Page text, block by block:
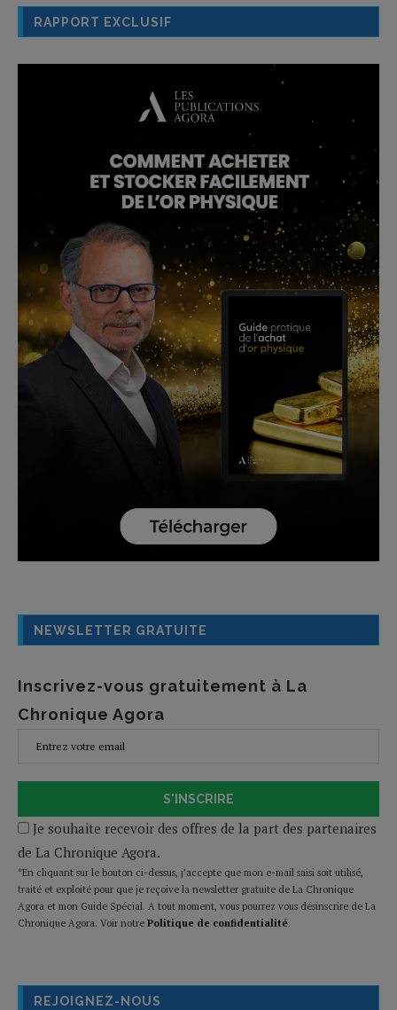
RAPPORT EXCLUSIF
NEWSLETTER GRATUITE
Inscrivez-vous gratuitement à La
Chronique Agora
S'INSCRIRE
Je souhaite recevoir des offres de la part des partenaires
de La Chronique Agora.
*En cliquant sur le bouton ci-dessus, j’accepte que mon e-mail saisi soit utilisé,
traité et exploité pour que je reçoive la newsletter gratuite de La Chronique
Agora et mon Guide Spécial. A tout moment, vous pourrez vous désinscrire de La
Chronique Agora. Voir notre Politique de confidentialité.
REJOIGNEZ-NOUS